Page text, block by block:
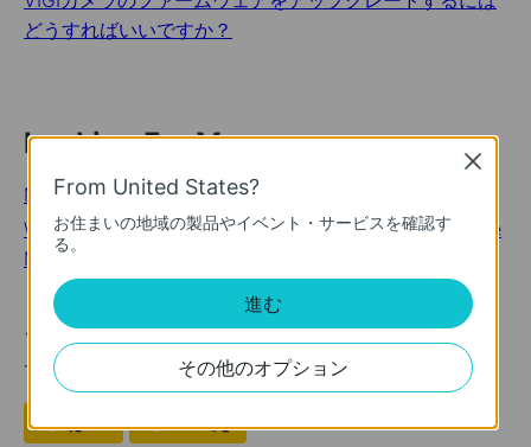
どうすればいいですか？
Looking For More
Making Hotel WiFi Secure and Easy to Use
What Is Home Network Security and How Do I Secure
My WiFi Router?
このFAQは役に立ちましたか？
サイトの利便性向上にご協力ください。
はい いいえ
From United States?
お住まいの地域の製品やイベント・サービスを確認す
る。
進む
その他のオプション
Close